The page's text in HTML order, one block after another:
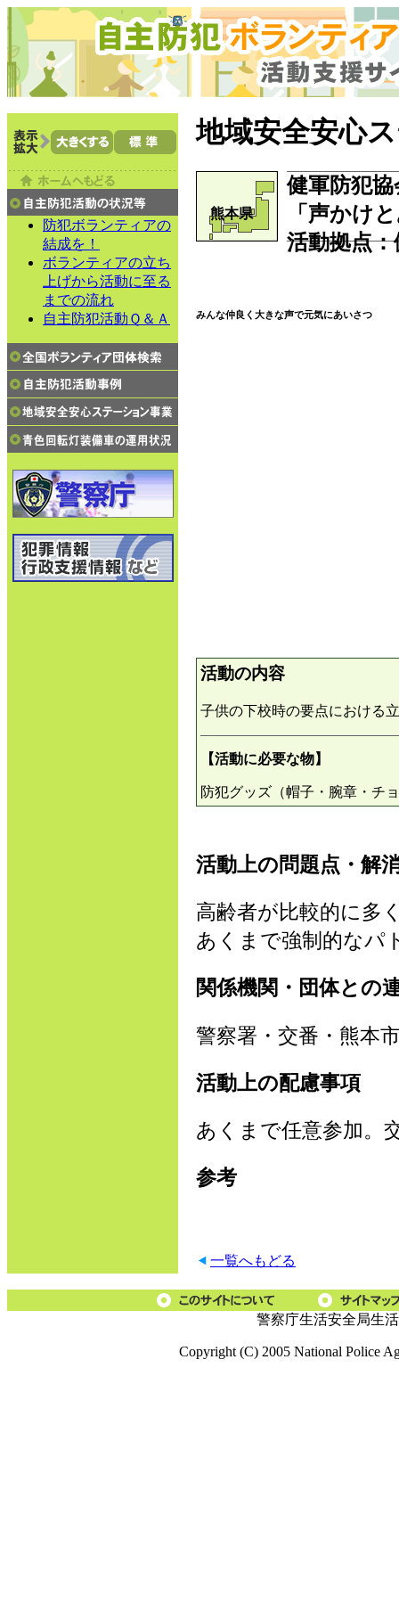
防犯ボランティアの
結成を！
ボランティアの立ち
上げから活動に至る
までの流れ
自主防犯活動Ｑ＆Ａ
地域安全安心
熊本県
健軍防犯
「声かけ
活動拠点：
みんな仲良く大きな声で元気にあいさつ
活動の内容
子供の下校時の要点における
【活動に必要な物】
防犯グッズ（帽子・腕章・チ
活動上の問題点・解
高齢者が比較的に多
あくまで強制的なパ
関係機関・団体との
警察署・交番・熊本
活動上の配慮事項
あくまで任意参加。
参考
一覧へもどる
警察庁生活安全局生
Copyright (C) 2005 National Police